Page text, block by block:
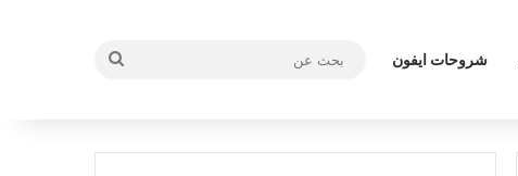
شروحات ايفون